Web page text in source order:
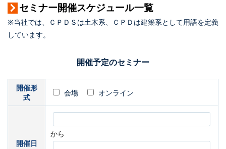
セミナー開催スケジュール一覧
※当社では、ＣＰＤＳは土木系、ＣＰＤは建築系として用語を定義
しています。
開催予定のセミナー
開催形
式
会場 オンライン
開催日
から